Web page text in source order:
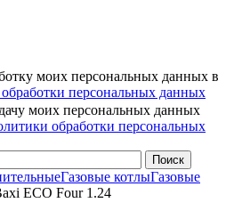
моих персональных данных в
персональных данных
моих персональных данных
обработки персональных
Газовые котлыГазовые
ECO Four 1.24